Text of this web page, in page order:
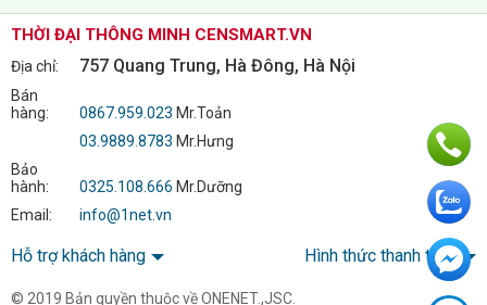
THỜI ĐẠI THÔNG MINH CENSMART.VN
Địa chỉ: 757 Quang Trung, Hà Đông, Hà Nội
Bán
hàng:
0867.959.023 Mr.Toản
03.9889.8783 Mr.Hưng
Bảo
hành:
0325.108.666 Mr.Dưỡng
Email:
info@1net.vn
Hỗ trợ khách hàng Hình thức thanh toán
© 2019 Bản quyền thuộc về ONENET.,JSC.